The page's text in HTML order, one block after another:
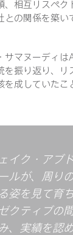
、相互リスペク
との関係を築い
サマヌーディ
を振り返り、リ
成していたこ
イク・アブ
ルが、周り
姿を見て育
クティブの
、実績を認